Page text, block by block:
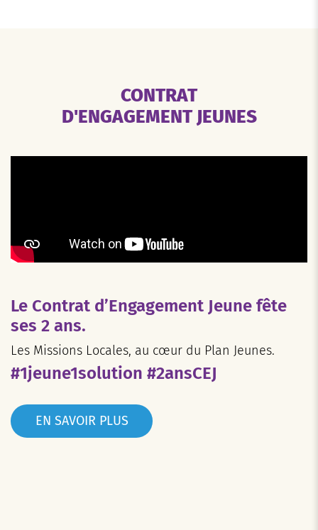
CONTRAT
D'ENGAGEMENT JEUNES
Le Contrat d’Engagement Jeune fête
ses 2 ans.
Les Missions Locales, au cœur du Plan Jeunes.
#1jeune1solution #2ansCEJ
EN SAVOIR PLUS